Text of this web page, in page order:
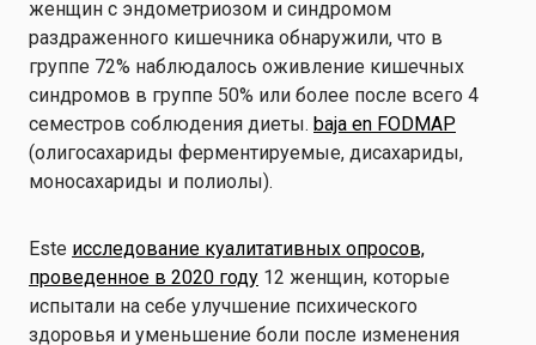
женщин с эндометриозом и синдромом
раздраженного кишечника обнаружили, что в
группе 72% наблюдалось оживление кишечных
синдромов в группе 50% или более после всего 4
семестров соблюдения диеты. baja en FODMAP
(олигосахариды ферментируемые, дисахариды,
моносахариды и полиолы).
Este исследование куалитативных опросов,
проведенное в 2020 году 12 женщин, которые
испытали на себе улучшение психического
здоровья и уменьшение боли после изменения